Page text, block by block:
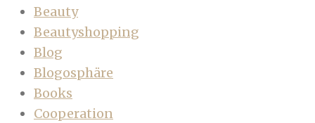
Beauty
Beautyshopping
Blog
Blogosphäre
Books
Cooperation